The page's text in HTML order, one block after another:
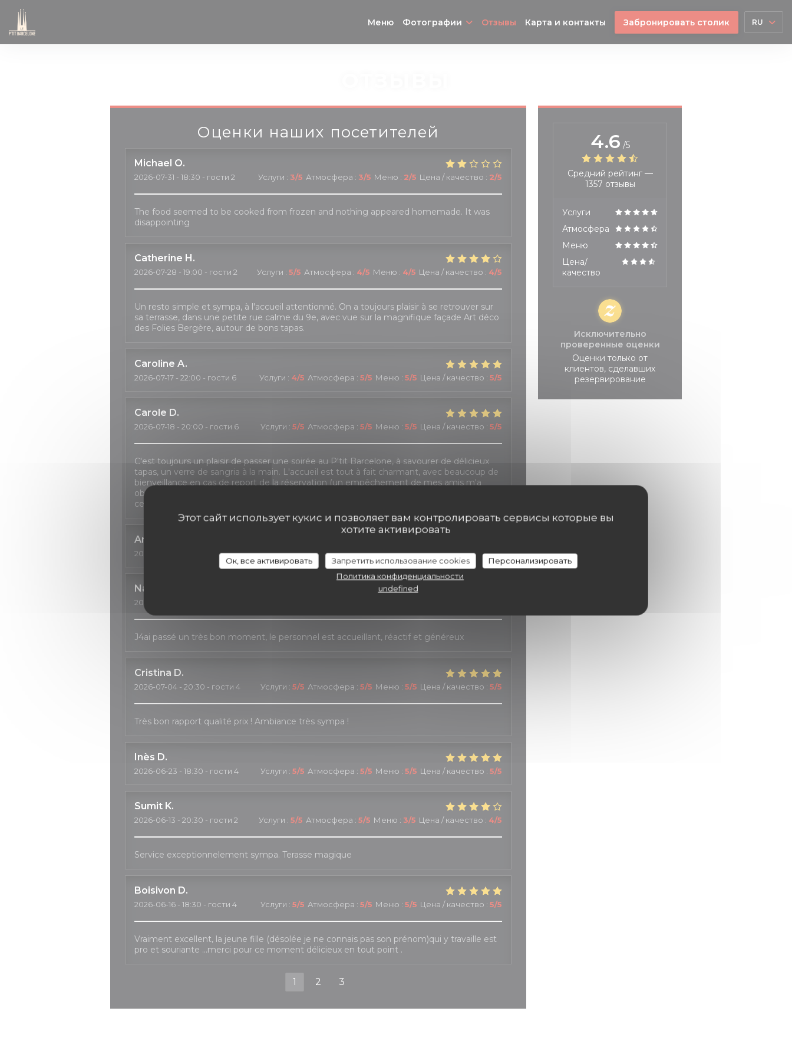
Этот сайт использует кукис и позволяет вам контролировать сервисы которые вы
хотите активировать
Ок, все активировать Запретить использование cookies
Персонализировать
Политика конфиденциальности
undefined
Меню Фотографии Отзывы Карта и контакты Забронировать столик RU
Оценки наших посетителей
Michael O
2026-07-31 - 18:30 - гости 2 Услуги : 3/5 Атмосфера : 3/5 Меню : 2/5 Цена / качество : 2/5
The food seemed to be cooked from frozen and nothing appeared homemade. It was
disappointing
Catherine H
2026-07-28 - 19:00 - гости 2 Услуги : 5/5 Атмосфера : 4/5 Меню : 4/5 Цена / качество : 4/5
Un resto simple et sympa, à l'accueil attentionné. On a toujours plaisir à se retrouver sur
sa terrasse, dans une petite rue calme du 9e, avec vue sur la magnifique façade Art déco
des Folies Bergère, autour de bons tapas.
Caroline A
2026-07-17 - 22:00 - гости 6 Услуги : 4/5 Атмосфера : 5/5 Меню : 5/5 Цена / качество : 5/5
Carole D
2026-07-18 - 20:00 - гости 6 Услуги : 5/5 Атмосфера : 5/5 Меню : 5/5 Цена / качество : 5/5
C'est toujours un plaisir de passer une soirée au P'tit Barcelone, à savourer de délicieux
tapas, un verre de sangria à la main. L'accueil est tout à fait charmant, avec beaucoup de
bienveillance en cas de report de la réservation (un empêchement de mes amis m'a
obligé à décaler le dîner à deux reprises). Il faut toutefois veiller à actualiser le site,
certaines formules n'étant plus proposées. Mais c'est un détail !
Anne
2026-07-11 - 18:30 - гости 3 Услуги:4/5 Атмосфера:5/5 Меню:5/5 Цена / качество:5/5
Natalia
2026-07-04
J4ai passé un très bon moment, le personnel est accueillant, réactif et généreux
Cristina D
2026-07-04 - 20:30 - гости 4 Услуги : 5/5 Атмосфера : 5/5 Меню : 5/5 Цена / качество : 5/5
Très bon rapport qualité prix ! Ambiance très sympa !
Inès D
2026-06-23 - 18:30 - гости 4 Услуги : 5/5 Атмосфера : 5/5 Меню : 5/5 Цена / качество : 5/5
Sumit K
2026-06-13 - 20:30 - гости 2 Услуги : 5/5 Атмосфера : 5/5 Меню : 3/5 Цена / качество : 4/5
Service exceptionnelement sympa. Terasse magique
Boisivon D
2026-06-16 - 18:30 - гости 4 Услуги : 5/5 Атмосфера : 5/5 Меню : 5/5 Цена / качество : 5/5
Vraiment excellent, la jeune fille (désolée je ne connais pas son prénom)qui y travaille est
pro et souriante …merci pour ce moment délicieux en tout point .
1 2 3
4.6 /5
Средний рейтинг —
1357 отзывы
Услуги
Атмосфера
Меню
Цена/
качество
Исключительно
проверенные оценки
Оценки только от
клиентов, сделавших
резервирование